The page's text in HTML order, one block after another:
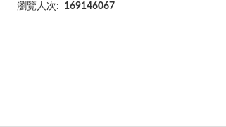
瀏覽人次: 169146067